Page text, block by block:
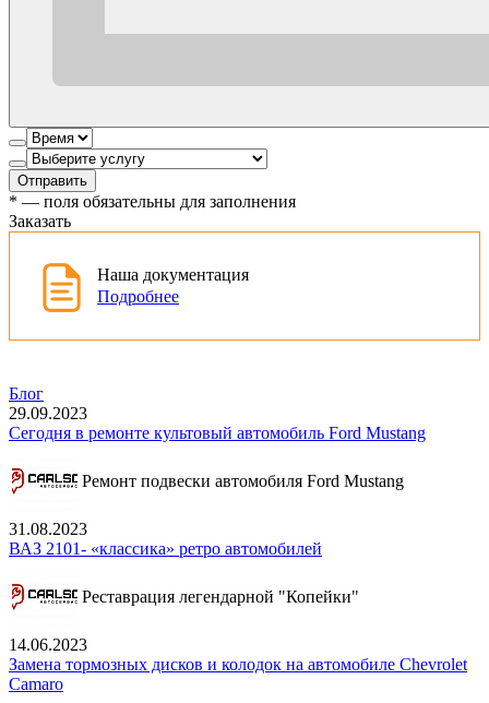
Отправить
* — поля обязательны для заполнения
Заказать
Наша документация
Подробнее
Блог
29.09.2023
Сегодня в ремонте культовый автомобиль Ford Mustang
Ремонт подвески автомобиля Ford Mustang
31.08.2023
ВАЗ 2101- «классика» ретро автомобилей
Реставрация легендарной "Копейки"
14.06.2023
Замена тормозных дисков и колодок на автомобиле Chevrolet
Camaro